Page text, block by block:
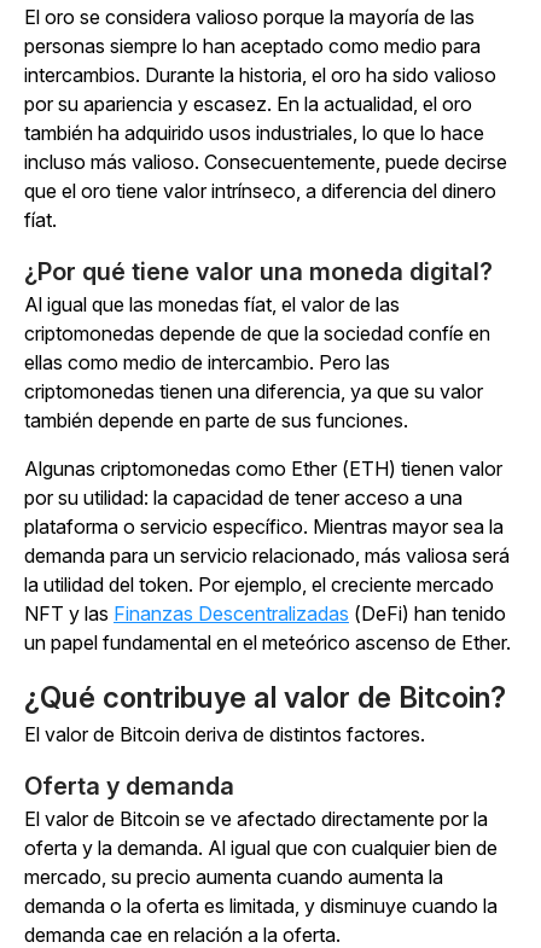
El oro se considera valioso porque la mayoría de las
personas siempre lo han aceptado como medio para
intercambios. Durante la historia, el oro ha sido valioso
por su apariencia y escasez. En la actualidad, el oro
también ha adquirido usos industriales, lo que lo hace
incluso más valioso. Consecuentemente, puede decirse
que el oro tiene valor intrínseco, a diferencia del dinero
fíat.
¿Por qué tiene valor una moneda digital?
Al igual que las monedas fíat, el valor de las
criptomonedas depende de que la sociedad confíe en
ellas como medio de intercambio. Pero las
criptomonedas tienen una diferencia, ya que su valor
también depende en parte de sus funciones.
Algunas criptomonedas como Ether (ETH) tienen valor
por su utilidad: la capacidad de tener acceso a una
plataforma o servicio específico. Mientras mayor sea la
demanda para un servicio relacionado, más valiosa será
la utilidad del token. Por ejemplo, el creciente mercado
NFT y las Finanzas Descentralizadas (DeFi) han tenido
un papel fundamental en el meteórico ascenso de Ether.
¿Qué contribuye al valor de Bitcoin?
El valor de Bitcoin deriva de distintos factores.
Oferta y demanda
El valor de Bitcoin se ve afectado directamente por la
oferta y la demanda. Al igual que con cualquier bien de
mercado, su precio aumenta cuando aumenta la
demanda o la oferta es limitada, y disminuye cuando la
demanda cae en relación a la oferta.